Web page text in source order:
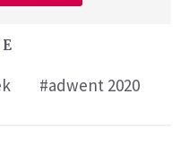
#adwent 2020